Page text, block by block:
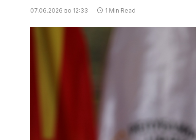
07.06.2026 во 12:33 1 Min Read